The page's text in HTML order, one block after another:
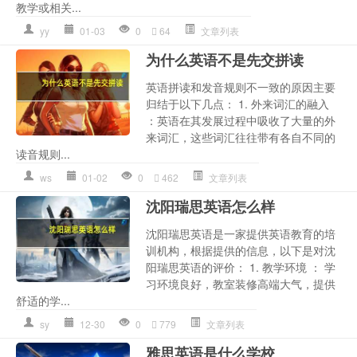
教学或相关...
yy 01-03 0 64 文章列表
为什么英语不是先交拼读
英语拼读和发音规则不一致的原因主要
归结于以下几点： 1. 外来词汇的融入
：英语在其发展过程中吸收了大量的外
来词汇，这些词汇往往带有各自不同的
读音规则...
ws 01-02 0 462 文章列表
沈阳瑞思英语怎么样
沈阳瑞思英语是一家提供英语教育的培
训机构，根据提供的信息，以下是对沈
阳瑞思英语的评价： 1. 教学环境 ： 学
习环境良好，教室装修高端大气，提供
舒适的学...
sy 12-30 0 779 文章列表